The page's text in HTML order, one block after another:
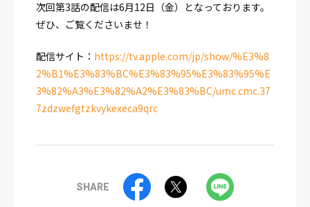
次回第3話の配信は6月12日（金）となっております。
ぜひ、ご覧くださいませ！
配信サイト： https://tv.apple.com/jp/show/%E3%8
2%B1%E3%83%BC%E3%83%95%E3%83%95%E
3%82%A3%E3%82%A2%E3%83%BC/umc.cmc.37
7zdzwefgtzkvykexeca9qrc
SHARE